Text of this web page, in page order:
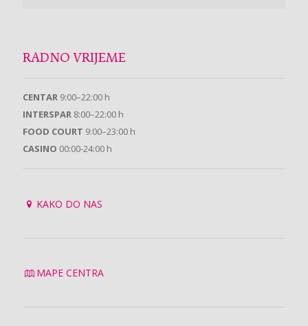
RADNO VRIJEME
CENTAR 9:00–22:00 h
INTERSPAR 8:00–22:00 h
FOOD COURT 9:00–23:00 h
CASINO 00:00-24:00 h
KAKO DO NAS
MAPE CENTRA